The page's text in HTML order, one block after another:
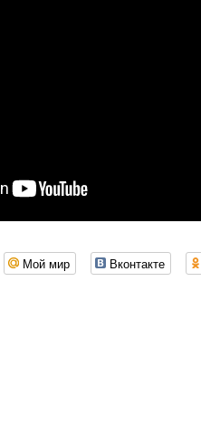
Мой мир Вконтакте